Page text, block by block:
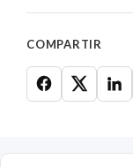
COMPARTIR